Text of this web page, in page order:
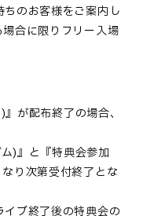
のお客様をご案内し
合に限りフリー入場
が配布終了の場合、
)』と『特典会参加
り次第受付終了とな
ブ終了後の特典会の